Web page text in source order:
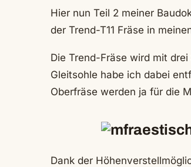
Hier nun Teil 2 meiner
der Trend-T11 Fräse in
Die Trend-Fräse wird mit
Gleitsohle habe ich dabei
Oberfräse werden ja für die
Dank der